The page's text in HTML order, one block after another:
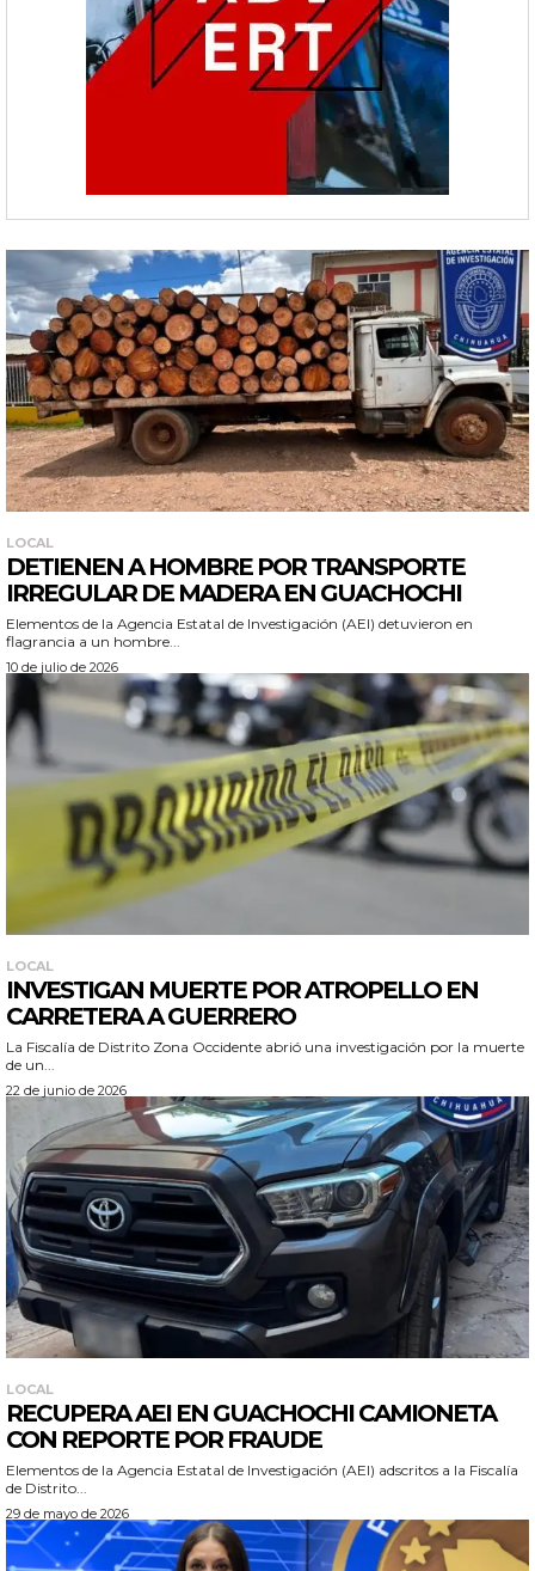
LOCAL
DETIENEN A HOMBRE POR TRANSPORTE
IRREGULAR DE MADERA EN GUACHOCHI
Elementos de la Agencia Estatal de Investigación (AEI) detuvieron en
flagrancia a un hombre...
10 de julio de 2026
LOCAL
INVESTIGAN MUERTE POR ATROPELLO EN
CARRETERA A GUERRERO
La Fiscalía de Distrito Zona Occidente abrió una investigación por la muerte
de un...
22 de junio de 2026
LOCAL
RECUPERA AEI EN GUACHOCHI CAMIONETA
CON REPORTE POR FRAUDE
Elementos de la Agencia Estatal de Investigación (AEI) adscritos a la Fiscalía
de Distrito...
29 de mayo de 2026